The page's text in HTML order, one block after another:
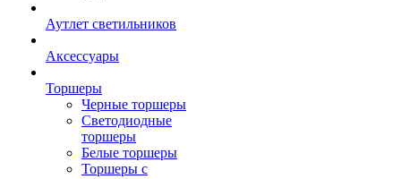
Аутлет светильников
Аксессуары
Торшеры
Черные торшеры
Светодиодные
торшеры
Белые торшеры
Торшеры с